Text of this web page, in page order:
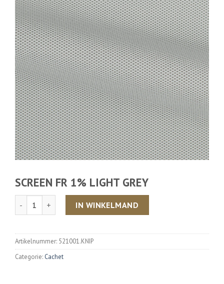
SCREEN FR 1% LIGHT GREY
Aantal IN WINKELMAND
Artikelnummer: 521001.KNIP
Categorie: Cachet